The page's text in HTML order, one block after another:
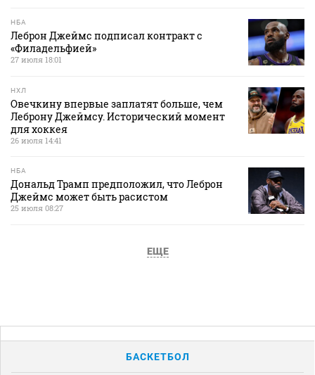
НБА
Леброн Джеймс подписал контракт с
«Филадельфией»
27 июля 18:01
НХЛ
Овечкину впервые заплатят больше, чем
Леброну Джеймсу. Исторический момент
для хоккея
26 июля 14:41
НБА
Дональд Трамп предположил, что Леброн
Джеймс может быть расистом
25 июля 08:27
ЕЩЕ
БАСКЕТБОЛ